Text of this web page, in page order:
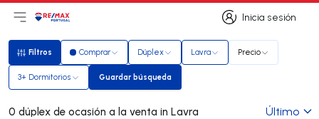
Inicia sesión
Inicia sesión
Abrir el menú principal
Logotipo
Filtros
Filtros Comprar Dúplex Lavra Precio
3+ Dormitorios Guardar búsqueda
Guardar búsqueda
0 dúplex de ocasión a la venta in Lavra Último